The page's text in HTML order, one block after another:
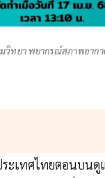
วิทยา พยากรณ์สภาพอาก
ะเทศไทยตอนบนดู